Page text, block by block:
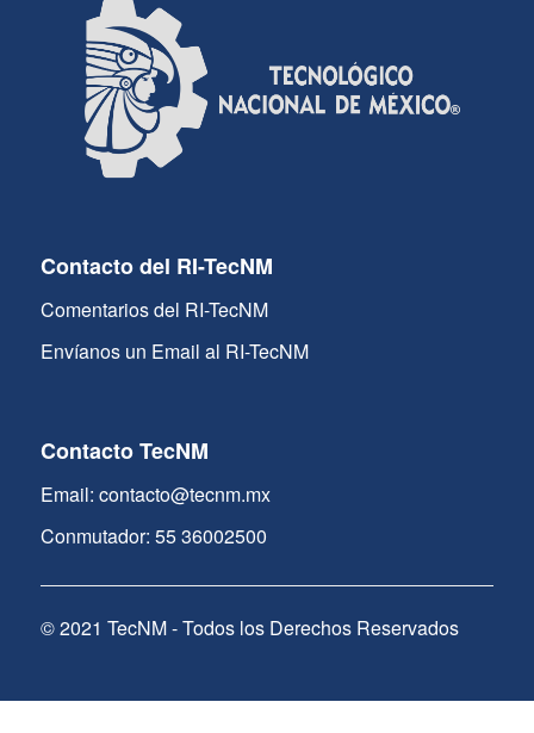
Contacto del RI-TecNM
Comentarios del RI-TecNM
Envíanos un Email al RI-TecNM
Contacto TecNM
Email: contacto@tecnm.mx
Conmutador: 55 36002500
© 2021 TecNM - Todos los Derechos Reservados